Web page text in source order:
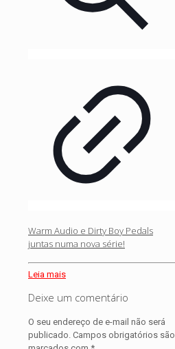
Warm Audio e Dirty Boy Pedals
juntas numa nova série!
Leia mais
Deixe um comentário
O seu endereço de e-mail não será
publicado. Campos obrigatórios são